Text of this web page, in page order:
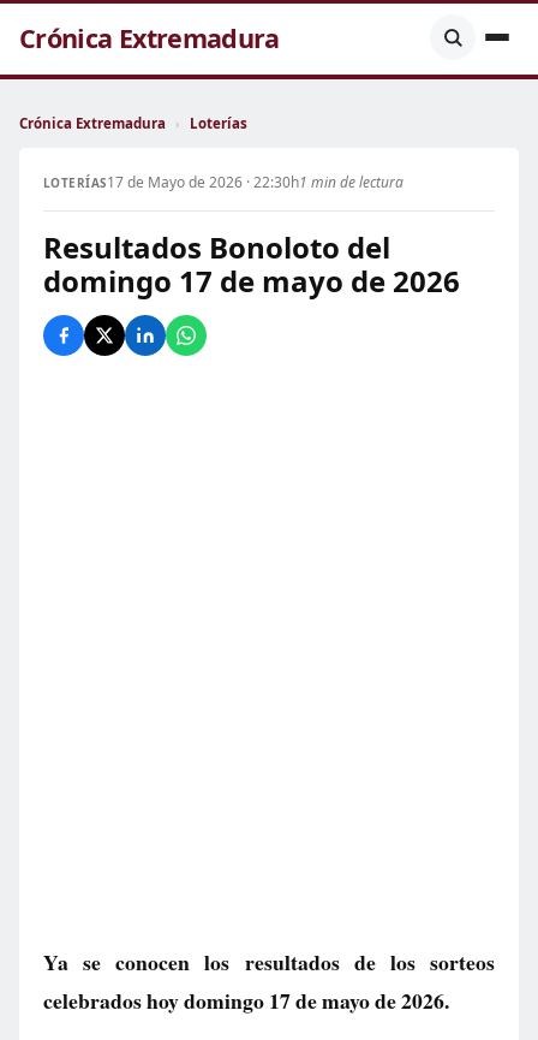
Crónica Extremadura
Crónica Extremadura › Loterías
LOTERÍAS17 de Mayo de 2026 · 22:30h1 min de lectura
Resultados Bonoloto del
domingo 17 de mayo de 2026
Ya se conocen los resultados de los sorteos
celebrados hoy domingo 17 de mayo de 2026.